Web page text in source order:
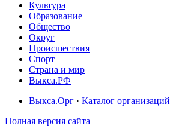
Культура
Образование
Общество
Округ
Происшествия
Спорт
Страна и мир
Выкса.РФ
Выкса.Орг · Каталог организаций
Полная версия сайта